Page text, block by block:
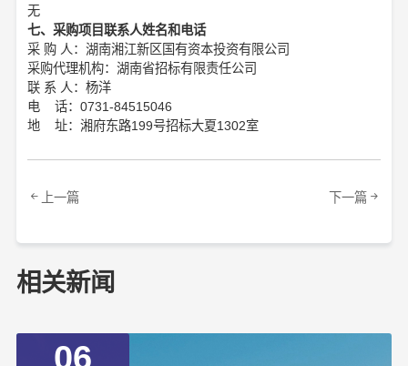
无
七、采购项目联系人姓名和电话
采 购 人：湖南湘江新区国有资本投资有限公司
采购代理机构：湖南省招标有限责任公司
联 系 人：杨洋
电 话：0731-84515046
地 址：湘府东路199号招标大夏1302室
上一篇 下一篇
相关新闻
06